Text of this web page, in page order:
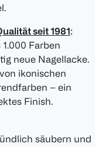
seit 1981:
Farben
neue Nagellacke.
ikonischen
– ein
Finish.
säubern und